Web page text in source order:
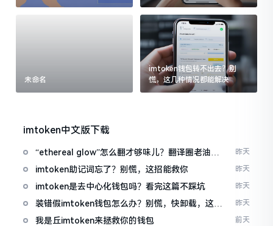
跌被套牢
未命名
imtoken钱包转不出去？别
慌，这几种情况都能解决
imtoken中文版下载
“ethereal glow”怎么翻才够味儿？翻译圈老油条
的私房话
昨天
imtoken助记词忘了？别慌，这招能救你 昨天
imtoken是去中心化钱包吗？看完这篇不踩坑 昨天
装错假imtoken钱包怎么办？别慌，快卸载，这几
招能救急
昨天
我是丘imtoken来拯救你的钱包 前天